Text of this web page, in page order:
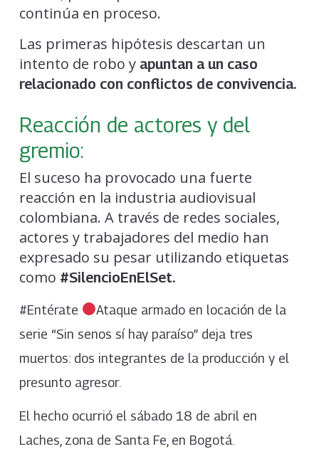
continúa en proceso.
Las primeras hipótesis descartan un
intento de robo y apuntan a un caso
relacionado con conflictos de convivencia.
Reacción de actores y del
gremio:
El suceso ha provocado una fuerte
reacción en la industria audiovisual
colombiana. A través de redes sociales,
actores y trabajadores del medio han
expresado su pesar utilizando etiquetas
como #SilencioEnElSet.
#Entérate
Ataque armado en locación de la
serie “Sin senos sí hay paraíso” deja tres
muertos: dos integrantes de la producción y el
presunto agresor.
El hecho ocurrió el sábado 18 de abril en
Laches, zona de Santa Fe, en Bogotá.